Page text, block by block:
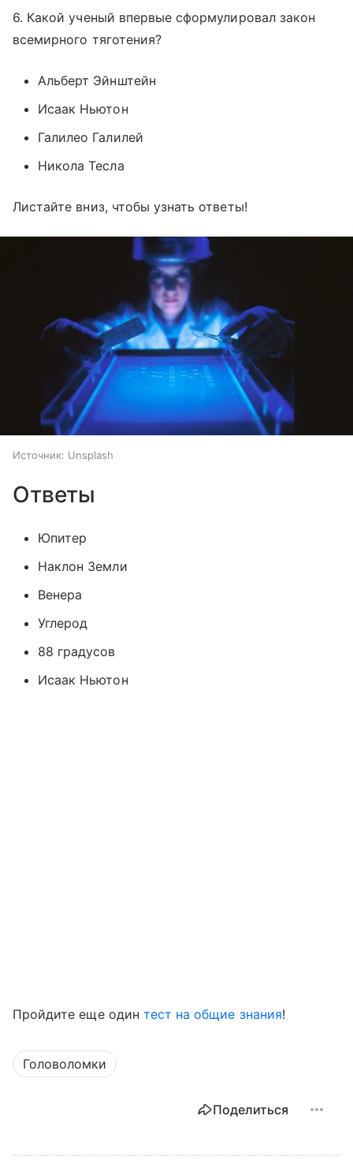
6. Какой ученый впервые сформулировал закон
всемирного тяготения?
Альберт Эйнштейн
Исаак Ньютон
Галилео Галилей
Никола Тесла
Листайте вниз, чтобы узнать ответы!
Источник: Unsplash
Ответы
Юпитер
Наклон Земли
Венера
Углерод
88 градусов
Исаак Ньютон
Пройдите еще один тест на общие знания!
Головоломки
Поделиться